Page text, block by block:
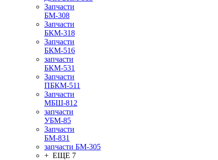
Запчасти
БМ-308
Запчасти
БКМ-318
Запчасти
БКМ-516
запчасти
БКМ-531
Запчасти
ПБКМ-511
Запчасти
МБШ-812
запчасти
УБМ-85
Запчасти
БМ-831
запчасти БМ-305
+ ЕЩЕ 7